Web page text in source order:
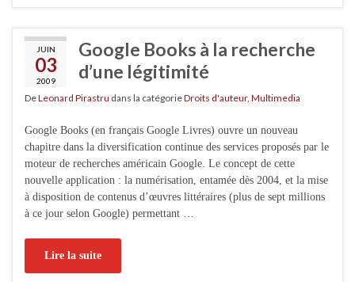
JUIN
03
2009
Google Books à la recherche
d’une légitimité
DeLeonard Pirastru dans la catégorieDroits d'auteur, Multimedia
Google Books (en français Google Livres) ouvre un nouveau
chapitre dans la diversification continue des services proposés par le
moteur de recherches américain Google. Le concept de cette
nouvelle application : la numérisation, entamée dès 2004, et la mise
à disposition de contenus d’œuvres littéraires (plus de sept millions
à ce jour selon Google) permettant …
Lire la suite